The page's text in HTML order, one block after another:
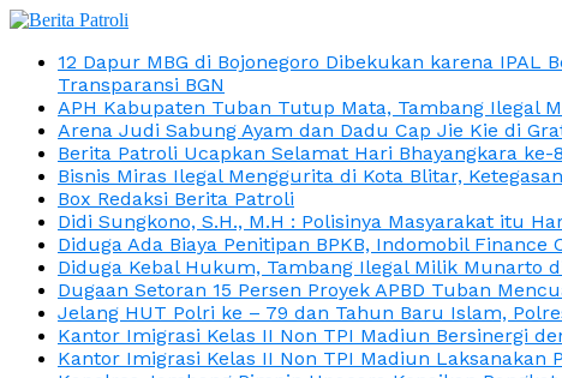
12 Dapur MBG di Bojonegoro Dibekukan karena
Transparansi BGN
APH Kabupaten Tuban Tutup Mata, Tambang Ilegal
Arena Judi Sabung Ayam dan Dadu Cap Jie Kie di
Berita Patroli Ucapkan Selamat Hari Bhayangkara
Bisnis Miras Ilegal Menggurita di Kota Blitar,
Box Redaksi Berita Patroli
Didi Sungkono, S.H., M.H : Polisinya Masyarakat itu
Diduga Ada Biaya Penitipan BPKB, Indomobil Finance
Diduga Kebal Hukum, Tambang Ilegal Milik Munarto
Dugaan Setoran 15 Persen Proyek APBD Tuban
Jelang HUT Polri ke – 79 dan Tahun Baru Islam,
Kantor Imigrasi Kelas II Non TPI Madiun Bersinergi
Kantor Imigrasi Kelas II Non TPI Madiun Laksanakan